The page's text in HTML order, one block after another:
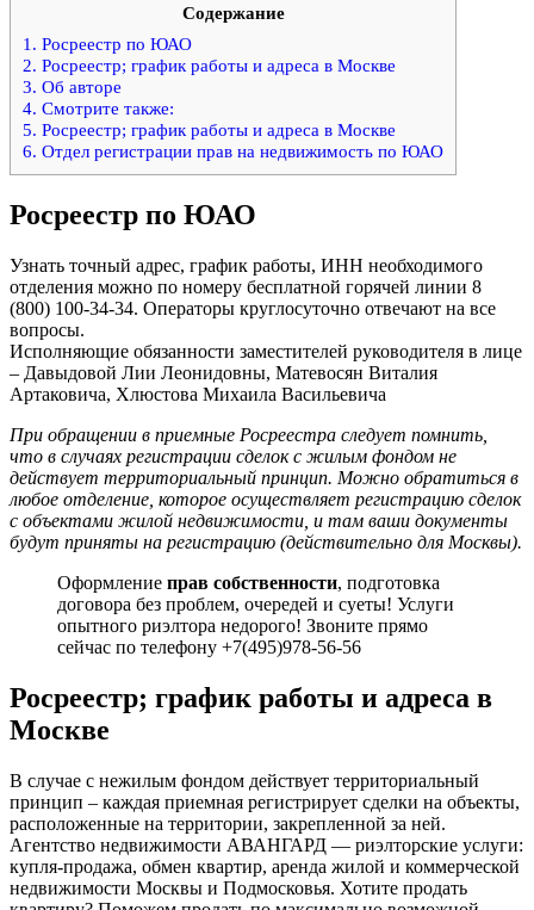
Содержание
1. Росреестр по ЮАО
2. Росреестр; график работы и адреса в Москве
3. Об авторе
4. Смотрите также:
5. Росреестр; график работы и адреса в Москве
6. Отдел регистрации прав на недвижимость по ЮАО
Росреестр по ЮАО
Узнать точный адрес, график работы, ИНН необходимого
отделения можно по номеру бесплатной горячей линии 8
(800) 100-34-34. Операторы круглосуточно отвечают на все
вопросы.
Исполняющие обязанности заместителей руководителя в лице
– Давыдовой Лии Леонидовны, Матевосян Виталия
Артаковича, Хлюстова Михаила Васильевича
При обращении в приемные Росреестра следует помнить,
что в случаях регистрации сделок с жилым фондом не
действует территориальный принцип. Можно обратиться в
любое отделение, которое осуществляет регистрацию сделок
с объектами жилой недвижимости, и там ваши документы
будут приняты на регистрацию (действительно для Москвы).
Оформление прав собственности, подготовка
договора без проблем, очередей и суеты! Услуги
опытного риэлтора недорого! Звоните прямо
сейчас по телефону +7(495)978-56-56
Росреестр; график работы и адреса в
Москве
В случае с нежилым фондом действует территориальный
принцип – каждая приемная регистрирует сделки на объекты,
расположенные на территории, закрепленной за ней.
Агентство недвижимости АВАНГАРД — риэлторские услуги:
купля-продажа, обмен квартир, аренда жилой и коммерческой
недвижимости Москвы и Подмосковья. Хотите продать